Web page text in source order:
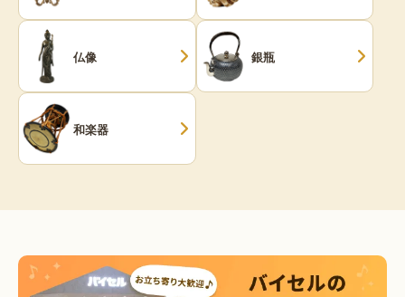
仏像 銀瓶
和楽器